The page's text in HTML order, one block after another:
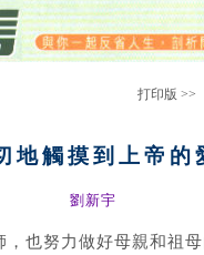
打印版 >>
地觸摸到上帝的
劉新宇
，也努力做好母親和祖